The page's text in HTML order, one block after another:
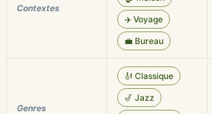
Contextes
✈️ Voyage
💼 Bureau
Genres
🎻 Classique
🎷 Jazz